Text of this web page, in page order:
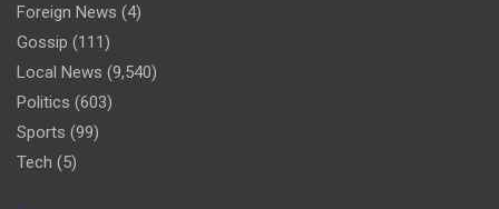
Foreign News (4)
Gossip (111)
Local News (9,540)
Politics (603)
Sports (99)
Tech (5)